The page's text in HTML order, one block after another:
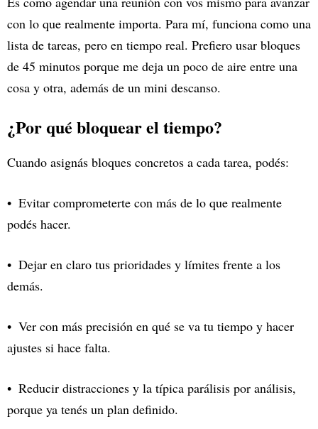
con lo que realmente importa. Para mí, funciona como una
lista de tareas, pero en tiempo real. Prefiero usar bloques
de 45 minutos porque me deja un poco de aire entre una
cosa y otra, además de un mini descanso.
¿Por qué bloquear el tiempo?
Cuando asignás bloques concretos a cada tarea, podés:
Evitar comprometerte con más de lo que realmente
podés hacer.
Dejar en claro tus prioridades y límites frente a los
demás.
Ver con más precisión en qué se va tu tiempo y hacer
ajustes si hace falta.
Reducir distracciones y la típica parálisis por análisis,
porque ya tenés un plan definido.